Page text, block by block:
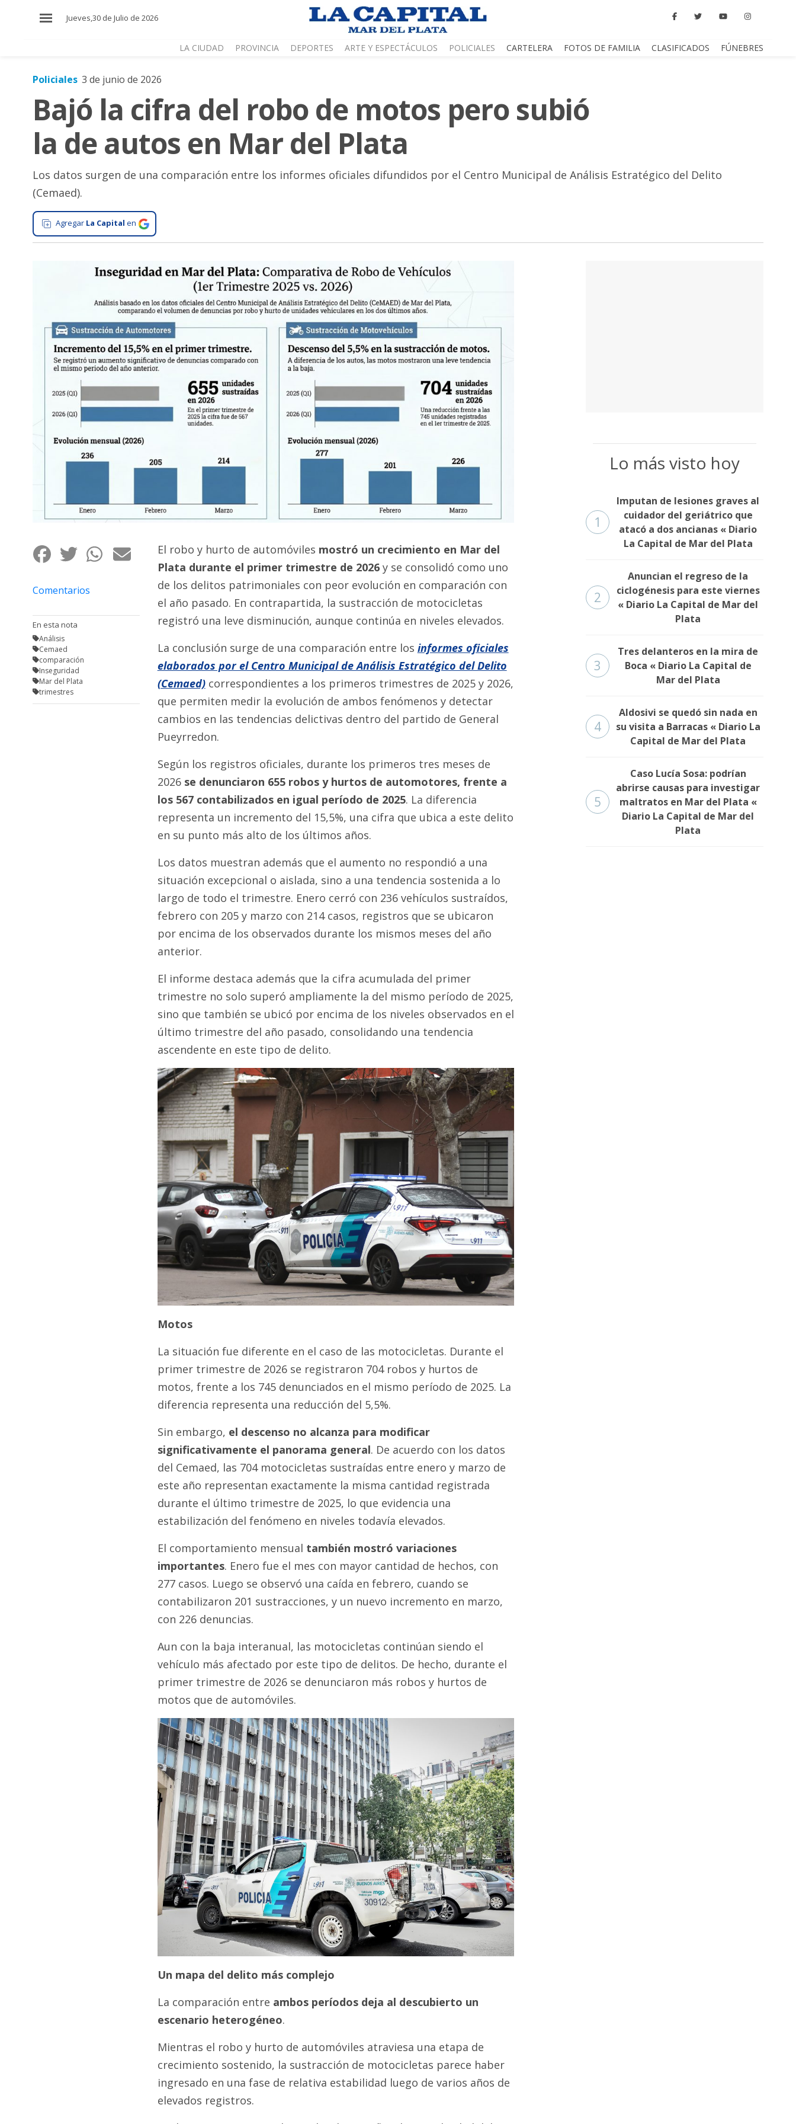
Jueves,30 de Julio de 2026
LA CIUDAD PROVINCIA DEPORTES ARTE Y ESPECTÁCULOS POLICIALES CARTELERA FOTOS DE FAMILIA CLASIFICADOS FÚNEBRES
Mundo
Zona
Cultura
Tecnología
Gastronomía
Ciudad
Deportes
Espectáculos
Cartelera
Policiales 3 de junio de 2026
Bajó la cifra del robo de motos pero subió
la de autos en Mar del Plata
Los datos surgen de una comparación entre los informes oficiales difundidos por el Centro Municipal de Análisis Estratégico del Delito
(Cemaed).
Agregar La Capital en
Comentarios
En esta nota
Análisis
Cemaed
comparación
Inseguridad
Mar del Plata
trimestres
El robo y hurto de automóviles mostró un crecimiento en Mar del
Plata durante el primer trimestre de 2026y se consolidó como uno
de los delitos patrimoniales con peor evolución en comparación con
el año pasado. En contrapartida, la sustracción de motocicletas
registró una leve disminución, aunque continúa en niveles elevados.
La conclusión surge de una comparación entre los informes oficiales
elaborados por el Centro Municipal de Análisis Estratégico del Delito
(Cemaed)correspondientes a los primeros trimestres de 2025 y 2026,
que permiten medir la evolución de ambos fenómenos y detectar
cambios en las tendencias delictivas dentro del partido de General
Pueyrredon.
Según los registros oficiales, durante los primeros tres meses de
2026 se denunciaron 655 robos y hurtos de automotores, frente a
los 567 contabilizados en igual período de 2025. La diferencia
representa un incremento del 15,5%, una cifra que ubica a este delito
en su punto más alto de los últimos años.
Los datos muestran además que el aumento no respondió a una
situación excepcional o aislada, sino a una tendencia sostenida a lo
largo de todo el trimestre. Enero cerró con 236 vehículos sustraídos,
febrero con 205 y marzo con 214 casos, registros que se ubicaron
por encima de los observados durante los mismos meses del año
anterior.
El informe destaca además que la cifra acumulada del primer
trimestre no solo superó ampliamente la del mismo período de 2025,
sino que también se ubicó por encima de los niveles observados en el
último trimestre del año pasado, consolidando una tendencia
ascendente en este tipo de delito.
Motos
La situación fue diferente en el caso de las motocicletas. Durante el
primer trimestre de 2026 se registraron 704 robos y hurtos de
motos, frente a los 745 denunciados en el mismo período de 2025. La
diferencia representa una reducción del 5,5%.
Sin embargo, el descenso no alcanza para modificar
significativamente el panorama general. De acuerdo con los datos
del Cemaed, las 704 motocicletas sustraídas entre enero y marzo de
este año representan exactamente la misma cantidad registrada
durante el último trimestre de 2025, lo que evidencia una
estabilización del fenómeno en niveles todavía elevados.
El comportamiento mensual también mostró variaciones
importantes. Enero fue el mes con mayor cantidad de hechos, con
277 casos. Luego se observó una caída en febrero, cuando se
contabilizaron 201 sustracciones, y un nuevo incremento en marzo,
con 226 denuncias.
Aun con la baja interanual, las motocicletas continúan siendo el
vehículo más afectado por este tipo de delitos. De hecho, durante el
primer trimestre de 2026 se denunciaron más robos y hurtos de
motos que de automóviles.
Un mapa del delito más complejo
La comparación entre ambos períodos deja al descubierto un
escenario heterogéneo.
Mientras el robo y hurto de automóviles atraviesa una etapa de
crecimiento sostenido, la sustracción de motocicletas parece haber
ingresado en una fase de relativa estabilidad luego de varios años de
elevados registros.
Lo más visto hoy
1
Imputan de lesiones graves al
cuidador del geriátrico que
atacó a dos ancianas « Diario
La Capital de Mar del Plata
2
Anuncian el regreso de la
ciclogénesis para este viernes
« Diario La Capital de Mar del
Plata
3
Tres delanteros en la mira de
Boca « Diario La Capital de
Mar del Plata
4
Aldosivi se quedó sin nada en
su visita a Barracas « Diario La
Capital de Mar del Plata
5
Caso Lucía Sosa: podrían
abrirse causas para investigar
maltratos en Mar del Plata «
Diario La Capital de Mar del
Plata